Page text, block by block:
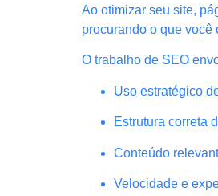
Ao otimizar seu site,
procurando o que você
O trabalho de SEO
Uso estratégico
Estrutura correta
Conteúdo
Velocidade e